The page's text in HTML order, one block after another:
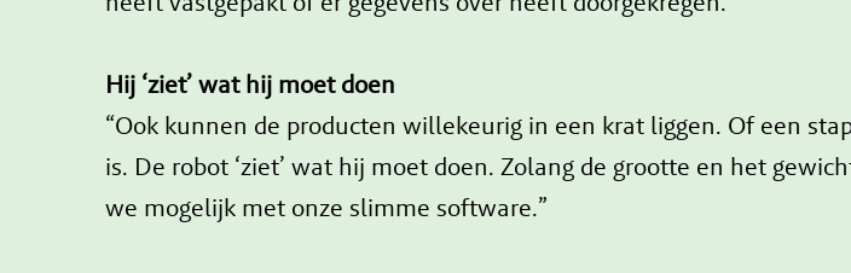
Hij ‘ziet’ wat hij moet doen
“Ook kunnen de producten willekeurig in een krat liggen. Of een
is. De robot ‘ziet’ wat hij moet doen. Zolang de grootte en het
we mogelijk met onze slimme software.”